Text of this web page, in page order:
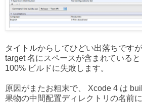
タイトルからしてひどい出落ちです
target 名にスペースが含まれている
100% ビルドに失敗します。
原因がまたお粗末で、 Xcode 4 は
果物の中間配置ディレクトリの名前